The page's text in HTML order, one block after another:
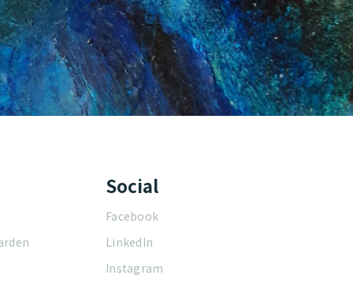
Social
Facebook
LinkedIn
Instagram